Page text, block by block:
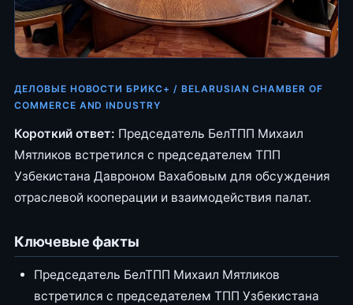
ДЕЛОВЫЕ НОВОСТИ БРИКС+ / BELARUSIAN CHAMBER OF
COMMERCE AND INDUSTRY
Короткий ответ: Председатель БелТПП Михаил
Мятликов встретился с председателем ТПП
Узбекистана Давроном Вахабовым для обсуждения
отраслевой кооперации и взаимодействия палат.
Ключевые факты
Председатель БелТПП Михаил Мятликов
встретился с председателем ТПП Узбекистана